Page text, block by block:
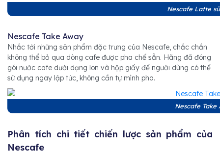
Nescafe Latte
Nescafe Take Away
Nhắc tới những sản phẩm đặc trưng của Nescafe, chắc chắn
không thể bỏ qua dòng cafe được pha chế sẵn. Hãng đã đóng
gói nước cafe dưới dạng lon và hộp giấy để người dùng có thể
sử dụng ngay lập tức, không cần tự mình pha.
Nescafe Take
Phân tích chi tiết chiến lược sản phẩm của
Nescafe